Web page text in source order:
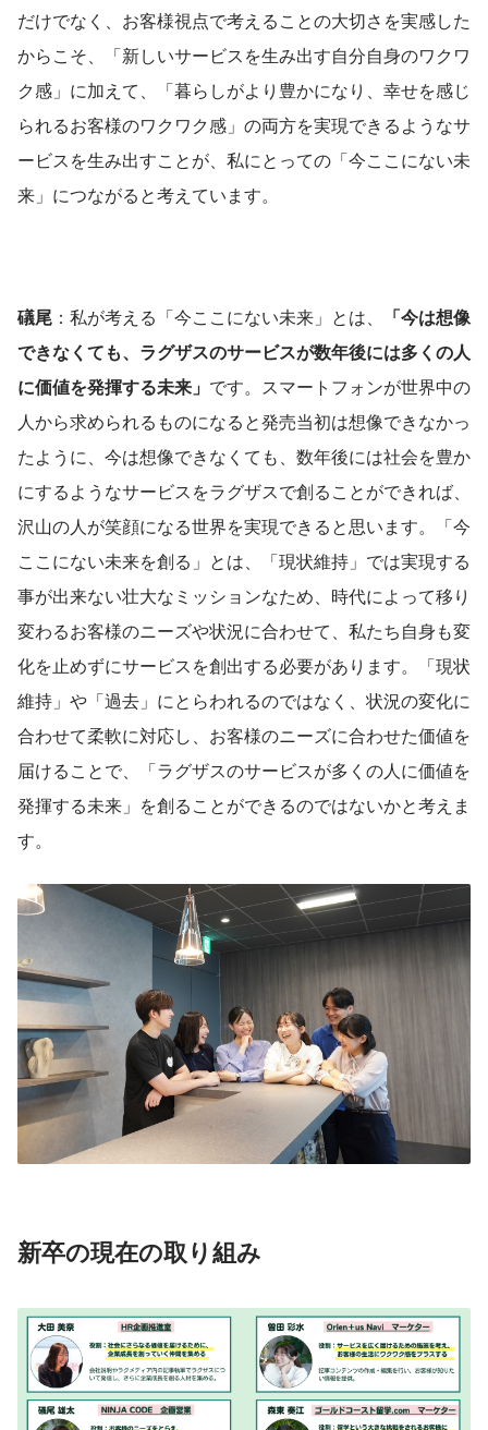
だけでなく、お客様視点で考えることの大切さを実感した
からこそ、「新しいサービスを生み出す自分自身のワクワ
ク感」に加えて、「暮らしがより豊かになり、幸せを感じ
られるお客様のワクワク感」の両方を実現できるようなサ
ービスを生み出すことが、私にとっての「今ここにない未
来」につながると考えています。
礒尾 ：私が考える「今ここにない未来」とは、
「今は想像
できなくても、ラグザスのサービスが数年後には多くの人
に価値を発揮する未来」 です。スマートフォンが世界中の
人から求められるものになると発売当初は想像できなかっ
たように、今は想像できなくても、数年後には社会を豊か
にするようなサービスをラグザスで創ることができれば、
沢山の人が笑顔になる世界を実現できると思います。「今
ここにない未来を創る」とは、「現状維持」では実現する
事が出来ない壮大なミッションなため、時代によって移り
変わるお客様のニーズや状況に合わせて、私たち自身も変
化を止めずにサービスを創出する必要があります。「現状
維持」や「過去」にとらわれるのではなく、状況の変化に
合わせて柔軟に対応し、お客様のニーズに合わせた価値を
届けることで、「ラグザスのサービスが多くの人に価値を
発揮する未来」を創ることができるのではないかと考えま
す。
新卒の現在の取り組み